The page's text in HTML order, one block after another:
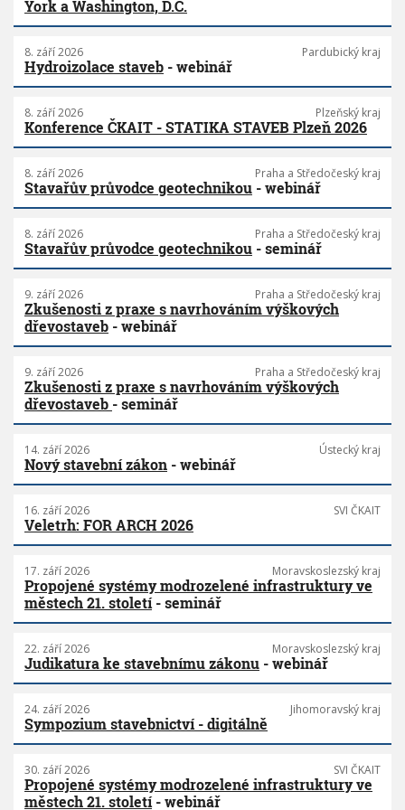
York a Washington, D.C.
8. září 2026 Pardubický kraj
Hydroizolace staveb - webinář
8. září 2026 Plzeňský kraj
Konference ČKAIT - STATIKA STAVEB Plzeň 2026
8. září 2026 Praha a Středočeský kraj
Stavařův průvodce geotechnikou - webinář
8. září 2026 Praha a Středočeský kraj
Stavařův průvodce geotechnikou - seminář
9. září 2026 Praha a Středočeský kraj
Zkušenosti z praxe s navrhováním výškových
dřevostaveb - webinář
9. září 2026 Praha a Středočeský kraj
Zkušenosti z praxe s navrhováním výškových
dřevostaveb - seminář
14. září 2026 Ústecký kraj
Nový stavební zákon - webinář
16. září 2026 SVI ČKAIT
Veletrh: FOR ARCH 2026
17. září 2026 Moravskoslezský kraj
Propojené systémy modrozelené infrastruktury ve
městech 21. století- seminář
22. září 2026 Moravskoslezský kraj
Judikatura ke stavebnímu zákonu - webinář
24. září 2026 Jihomoravský kraj
Sympozium stavebnictví - digitálně
30. září 2026 SVI ČKAIT
Propojené systémy modrozelené infrastruktury ve
městech 21. století- webinář